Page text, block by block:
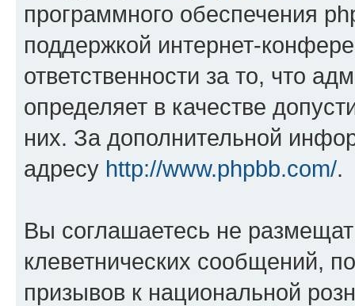
программного обеспечения
поддержкой интернет-
ответственности за то, что
определяет в качестве
них. За дополнительной
адресу http://www.phpbb.com/.
Вы соглашаетесь не
клеветнических сообщений,
призывов к национальной